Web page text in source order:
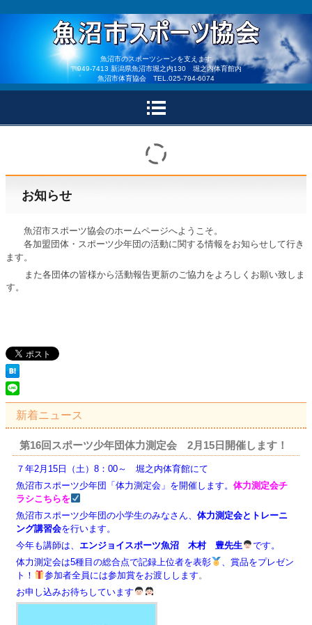
魚沼市体育協会 魚沼市
スポーツ少年団
魚沼市のスポーツシーンを支えます
〒949-7413 新潟県魚沼市堀之内130 堀之内体育館内
魚沼市体育協会 TEL.025-794-6074
お知らせ
魚沼市スポーツ協会のホームページへようこそ。
各加盟団体・スポーツ少年団の活動に関する情報をお知らせして行き
ます。
また各団体の皆様から活動報告更新のご協力をよろしくお願い致しま
す。
新着ニュース
第16回スポーツ少年団体力測定会 2月15日開催します！
７年2月15日（土）8：00～ 堀之内体育館にて
魚沼市スポーツ少年団「体力測定会」を開催します。 体力測定会チ
ラシこちらを
魚沼市スポーツ少年団の小学生のみなさん、 体力測定会とトレーニ
ング講習会を行います。
今年も講師は、 エンジョイスポーツ魚沼 木村 豊先生
です。
体力測定会は5種目の総合点で記録上位者を表彰
、賞品をプレゼン
ト！
参加者全員には参加賞をお渡しします。
お申し込みお待ちしています